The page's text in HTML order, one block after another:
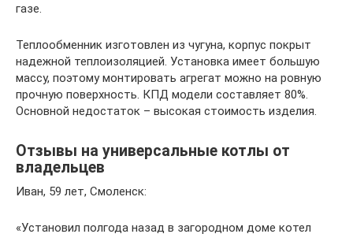
газе.
Теплообменник изготовлен из чугуна, корпус покрыт
надежной теплоизоляцией. Установка имеет большую
массу, поэтому монтировать агрегат можно на ровную
прочную поверхность. КПД модели составляет 80%.
Основной недостаток – высокая стоимость изделия.
Отзывы на универсальные котлы от
владельцев
Иван, 59 лет, Смоленск:
«Установил полгода назад в загородном доме котел